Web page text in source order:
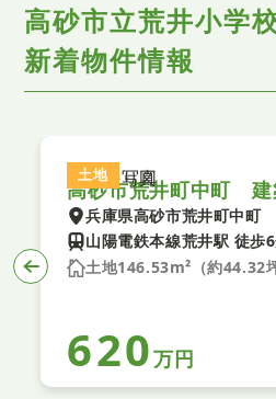
高砂市立荒井小学
新着物件情報
土地
高砂市荒井町中町 建
兵庫県高砂市荒井町中町
山陽電鉄本線荒井駅 徒歩
土地146.53m²（約44.32坪
620万円